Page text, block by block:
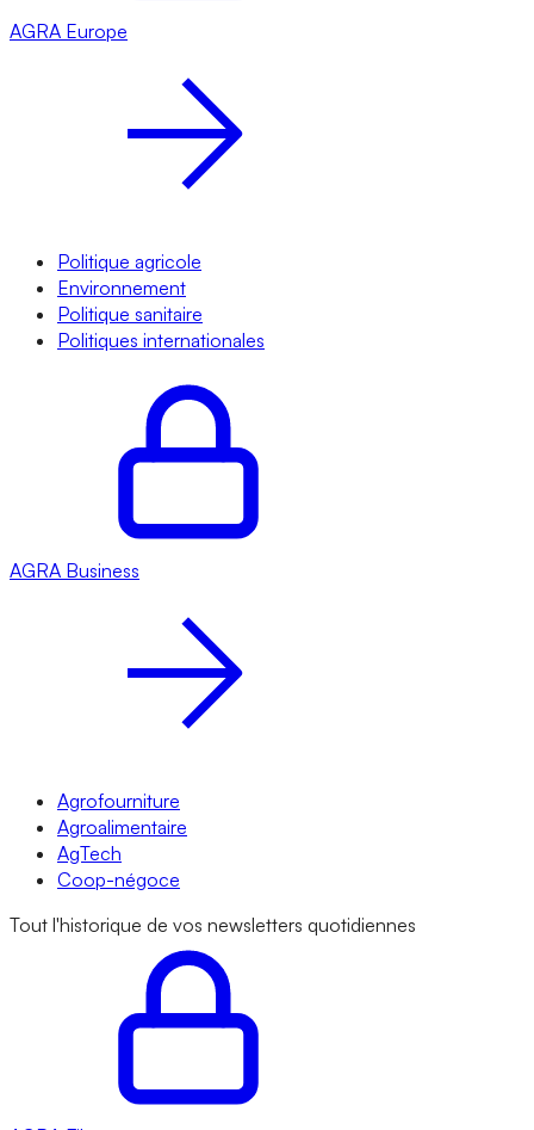
AGRA Europe
Politique agricole
Environnement
Politique sanitaire
Politiques internationales
AGRA Business
Agrofourniture
Agroalimentaire
AgTech
Coop-négoce
Tout l'historique de vos newsletters quotidiennes